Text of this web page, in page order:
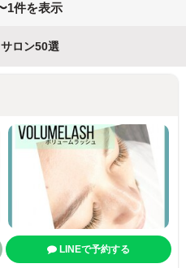
1件を表示
ロン50選
LINEで予約する